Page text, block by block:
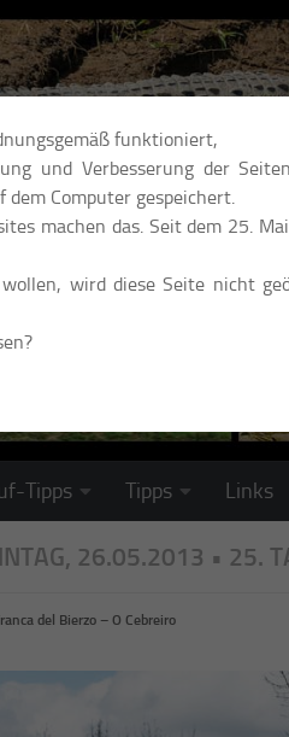
funktioniert,
und Verbesserung der
dem Computer gespeichert.
machen das. Seit dem 25.
wird diese Seite nicht
Tipps Tipps Links
26.05.2013 • 25.
del Bierzo – O Cebreiro